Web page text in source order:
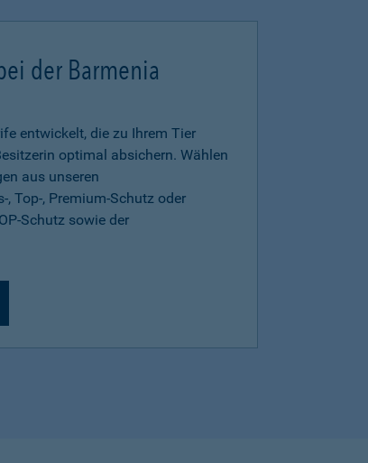
der Barmenia
entwickelt, die zu Ihrem Tier
optimal absichern. Wählen
aus unseren
Top-, Premium-Schutz oder
Schutz sowie der